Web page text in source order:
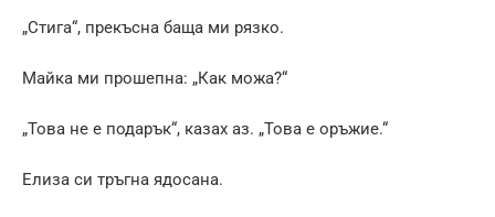
„Стига“, прекъсна баща ми рязко.
Майка ми прошепна: „Как можа?“
„Това не е подарък“, казах аз. „Това е оръжие.“
Елиза си тръгна ядосана.